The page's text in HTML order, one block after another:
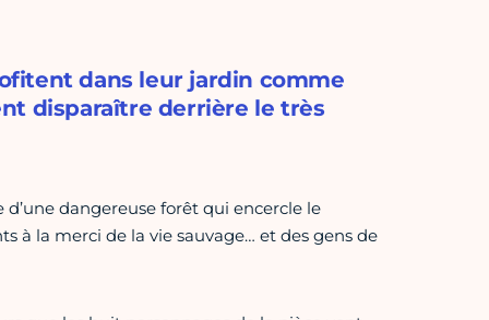
dans leur jardin comme
disparaître derrière le très
dangereuse forêt qui encercle le
à la merci de la vie sauvage… et des gens de